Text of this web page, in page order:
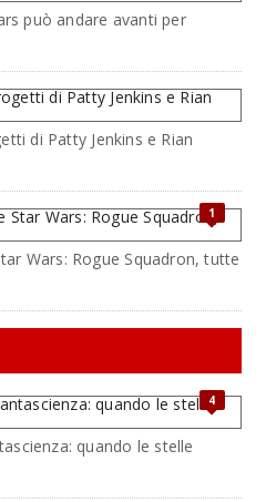
può andare avanti per
di Patty Jenkins e Rian
1
Wars: Rogue Squadron, tutte
4
quando le stelle